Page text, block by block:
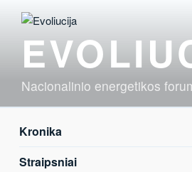
turinio
Nacionalinio energetikos
Kronika
Straipsniai